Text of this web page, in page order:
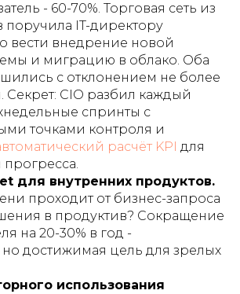
- 60-70%. Торговая сеть из
поручила IT-директору
вести внедрение новой
и миграцию в облако. Оба
с отклонением не более
Секрет: CIO разбил каждый
спринты с
точками контроля и
расчёт KPI для
для внутренних продуктов.
проходит от бизнес-запроса
в продуктив? Сокращение
на 20-30% в год -
достижимая цель для зрелых
использования